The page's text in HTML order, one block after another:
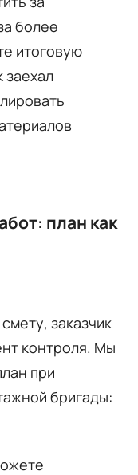
более
итоговую
заехал
план как
заказчик
контроля. Мы
при
бригады: